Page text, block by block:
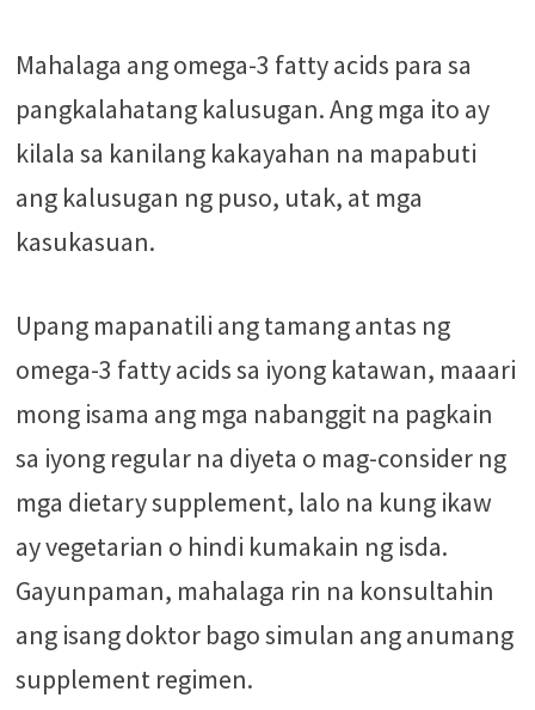
Mahalaga ang omega-3 fatty acids para sa
pangkalahatang kalusugan. Ang mga ito ay
kilala sa kanilang kakayahan na mapabuti
ang kalusugan ng puso, utak, at mga
kasukasuan.
Upang mapanatili ang tamang antas ng
omega-3 fatty acids sa iyong katawan, maaari
mong isama ang mga nabanggit na pagkain
sa iyong regular na diyeta o mag-consider ng
mga dietary supplement, lalo na kung ikaw
ay vegetarian o hindi kumakain ng isda.
Gayunpaman, mahalaga rin na konsultahin
ang isang doktor bago simulan ang anumang
supplement regimen.